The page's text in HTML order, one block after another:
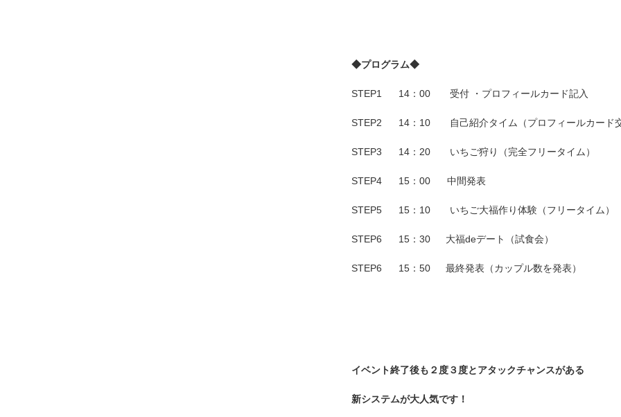
◆プログラム◆
STEP1 14：00 受付 ・プロフィールカード記入
STEP2 14：10 自己紹介タイム（プロフィールカード
STEP3 14：20 いちご狩り（完全フリータイム）
STEP4 15：00 中間発表
STEP5 15：10 いちご大福作り体験（フリータイム）
STEP6 15：30 大福deデート（試食会）
STEP6 15：50 最終発表（カップル数を発表）
イベント終了後も２度３度とアタックチャンスがある
新システムが大人気です！